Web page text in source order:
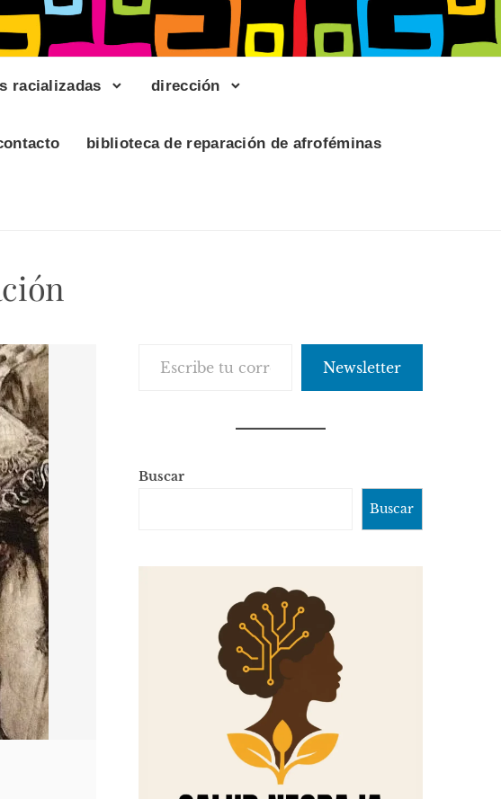
racializadas dirección
biblioteca de reparación de afroféminas
Newsletter
Buscar
Buscar